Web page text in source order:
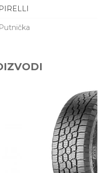
PIRELLI
Putnička